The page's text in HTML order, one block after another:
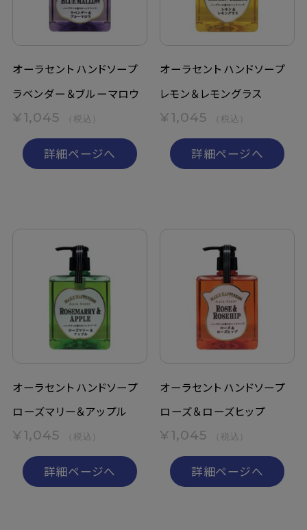
オーラセント ハンドソープ
ラベンダー＆ブルーマロウ
¥1,045 （税込）
詳細ページへ
オーラセント ハンドソープ
レモン＆レモングラス
¥1,045 （税込）
詳細ページへ
オーラセント ハンドソープ
ローズマリー＆アップル
¥1,045 （税込）
詳細ページへ
オーラセント ハンドソープ
ローズ＆ローズヒップ
¥1,045 （税込）
詳細ページへ